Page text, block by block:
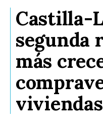
Castilla-
segunda
más